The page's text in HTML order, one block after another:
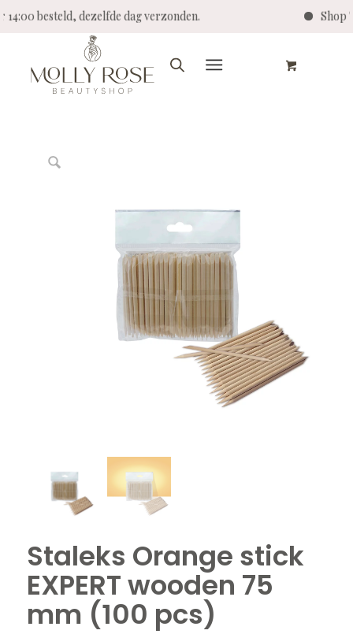
14:00 besteld, dezelfde dag verzonden. Shop
Staleks Orange stick
EXPERT wooden 75
mm (100 pcs)